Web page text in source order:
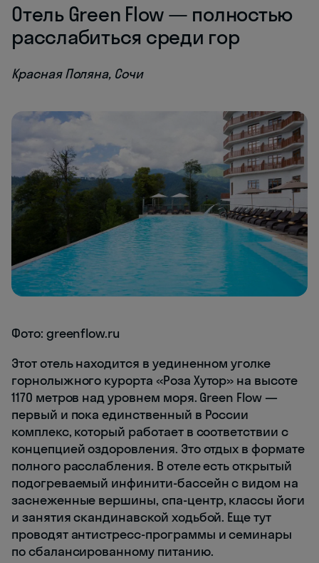
Отель Green Flow — полностью
расслабиться среди гор
Красная Поляна, Сочи
Фото: greenflow.ru
Этот отель находится в уединенном уголке
горнолыжного курорта «Роза Хутор» на высоте
1170 метров над уровнем моря. Green Flow —
первый и пока единственный в России
комплекс, который работает в соответствии с
концепцией оздоровления. Это отдых в формате
полного расслабления. В отеле есть открытый
подогреваемый инфинити-бассейн с видом на
заснеженные вершины, спа-центр, классы йоги
и занятия скандинавской ходьбой. Еще тут
проводят антистресс-программы и семинары
по сбалансированному питанию.